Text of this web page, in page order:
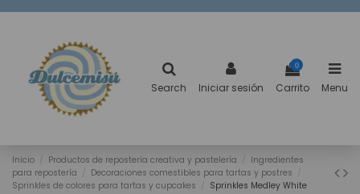
Search Iniciar sesión
0
Carrito Menu
Inicio Productos de repostería creativa y pastelería
Ingredientes
para repostería
Decoraciones comestibles para tartas y postres
Sprinkles de colores para tartas y cupcakes
Sprinkles Medley White